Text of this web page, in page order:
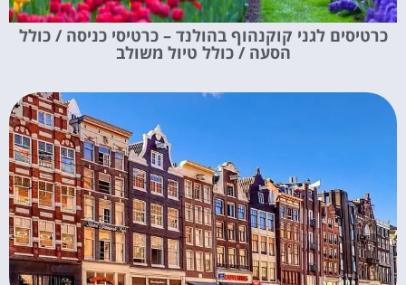
כרטיסים לגני קוקנהוף בהולנד – כרטיסי כניסה / כולל
הסעה / כולל טיול משולב